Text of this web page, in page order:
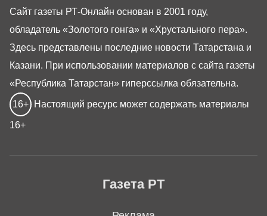
Газета РТ
Сайт газеты РТ-Онлайн основан в 2001 году,
обладатель «Золотого гонга» и «Хрустального пера».
Здесь представлены последние новости Татарстана и
Казани. При использовании материалов с сайта газеты
«Республика Татарстан» гиперссылка обязательна.
16+ Настоящий ресурс может содержать материалы
16+